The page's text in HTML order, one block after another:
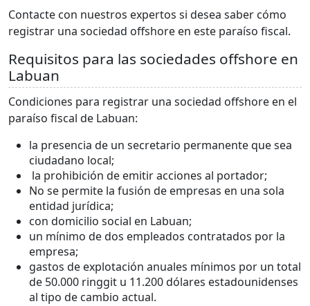
Contacte con nuestros expertos si desea saber cómo
registrar una sociedad offshore en este paraíso fiscal.
Requisitos para las sociedades offshore en
Labuan
Condiciones para registrar una sociedad offshore en el
paraíso fiscal de Labuan:
la presencia de un secretario permanente que sea
ciudadano local;
la prohibición de emitir acciones al portador;
No se permite la fusión de empresas en una sola
entidad jurídica;
con domicilio social en Labuan;
un mínimo de dos empleados contratados por la
empresa;
gastos de explotación anuales mínimos por un total
de 50.000 ringgit u 11.200 dólares estadounidenses
al tipo de cambio actual.